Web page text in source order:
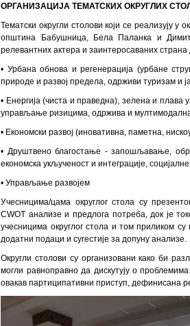
ОРГАНИЗАЦИЈА ТЕМАТСКИХ ОКРУГЛИХ
Тематски округли столови који се реализују у
општина Бабушница, Бела Паланка и
релевантних актера и заинтеросаваних страна
• Урбана обнова и регенерација (урбане
природе и развој предела, одрживи туризам и
• Енергија (чиста и праведна), зелена и
управљање ризицима, одржива и
• Економски развој (иновативна, паметна,
• Друштвено благостање - запошљавање,
економска укљученост и интеграције,
• Управљање развојем
Учесницима/цама округлог стола су
СWОТ анализе и предлога потреба, док је
учесницима округлог стола и том приликом
додатни подаци и сугестије за допуну анализе.
Округли столови су организовани како би
могли равноправно да дискутују о
овакав партиципативни приступ, дефинисана